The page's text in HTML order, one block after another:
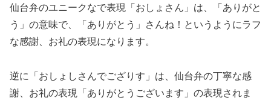
仙台弁のユニークなで表現「おしょさん」は、「ありがと
う」の意味で、「ありがとう」さんね！というようにラフ
な感謝、お礼の表現になります。
逆に「おしょしさんでござりす」は、仙台弁の丁寧な感
謝、お礼の表現「ありがとうございます」の表現されま